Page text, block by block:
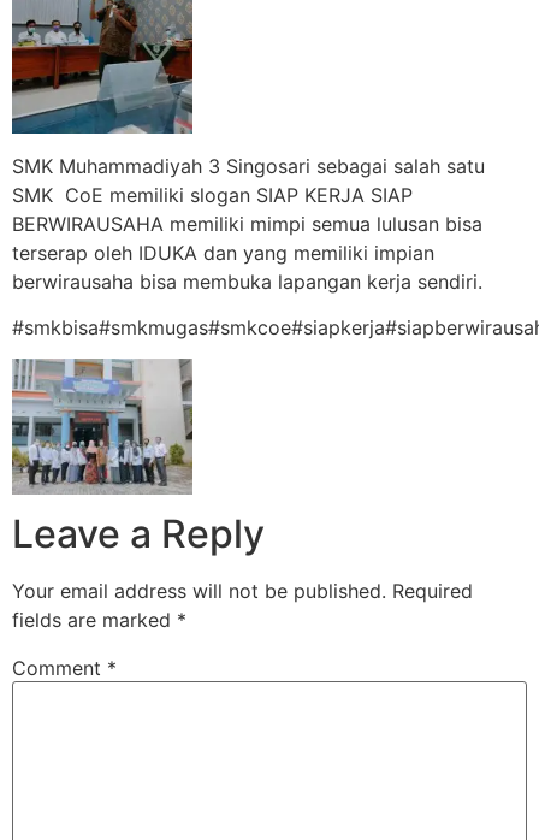
SMK Muhammadiyah 3 Singosari sebagai salah satu
SMK CoE memiliki slogan SIAP KERJA SIAP
BERWIRAUSAHA memiliki mimpi semua lulusan bisa
terserap oleh IDUKA dan yang memiliki impian
berwirausaha bisa membuka lapangan kerja sendiri.
Leave a Reply
Your email address will not be published. Required
fields are marked *
Comment *